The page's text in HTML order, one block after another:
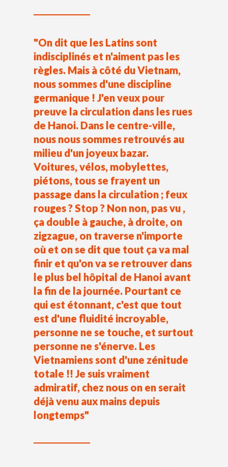
"On dit que les Latins sont
indisciplinés et n'aiment pas les
règles. Mais à côté du Vietnam,
nous sommes d'une discipline
germanique ! J'en veux pour
preuve la circulation dans les rues
de Hanoi. Dans le centre-ville,
nous nous sommes retrouvés au
milieu d'un joyeux bazar.
Voitures, vélos, mobylettes,
piétons, tous se frayent un
passage dans la circulation ; feux
rouges ? Stop ? Non non, pas vu ,
ça double à gauche, à droite, on
zigzague, on traverse n'importe
où et on se dit que tout ça va mal
finir et qu'on va se retrouver dans
le plus bel hôpital de Hanoi avant
la fin de la journée. Pourtant ce
qui est étonnant, c'est que tout
est d'une fluidité incroyable,
personne ne se touche, et surtout
personne ne s'énerve. Les
Vietnamiens sont d'une zénitude
totale !! Je suis vraiment
admiratif, chez nous on en serait
déjà venu aux mains depuis
longtemps"